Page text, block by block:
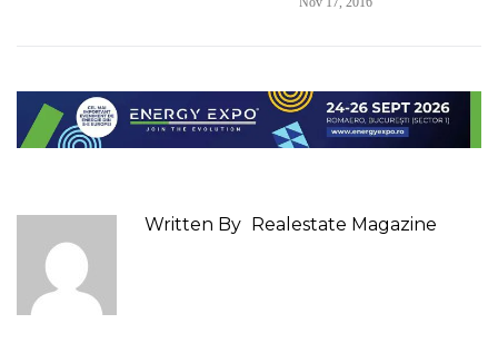
Written By Realestate Magazine